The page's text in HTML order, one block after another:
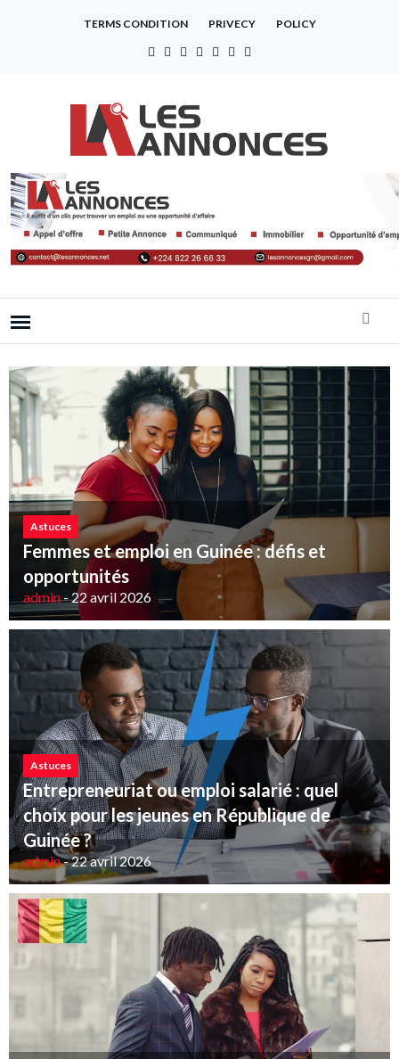
TERMS CONDITION PRIVECY POLICY
Astuces
Femmes et emploi en Guinée : défis et
opportunités
admin-22 avril 2026
Astuces
Entrepreneuriat ou emploi salarié : quel
choix pour les jeunes en République de
Guinée ?
admin-22 avril 2026